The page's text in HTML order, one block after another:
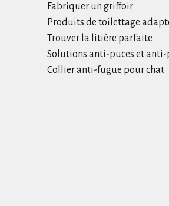
Fabriquer un griffoir
Produits de toilettage
Trouver la litière parfaite
Solutions anti-puces et anti-
Collier anti-fugue pour chat